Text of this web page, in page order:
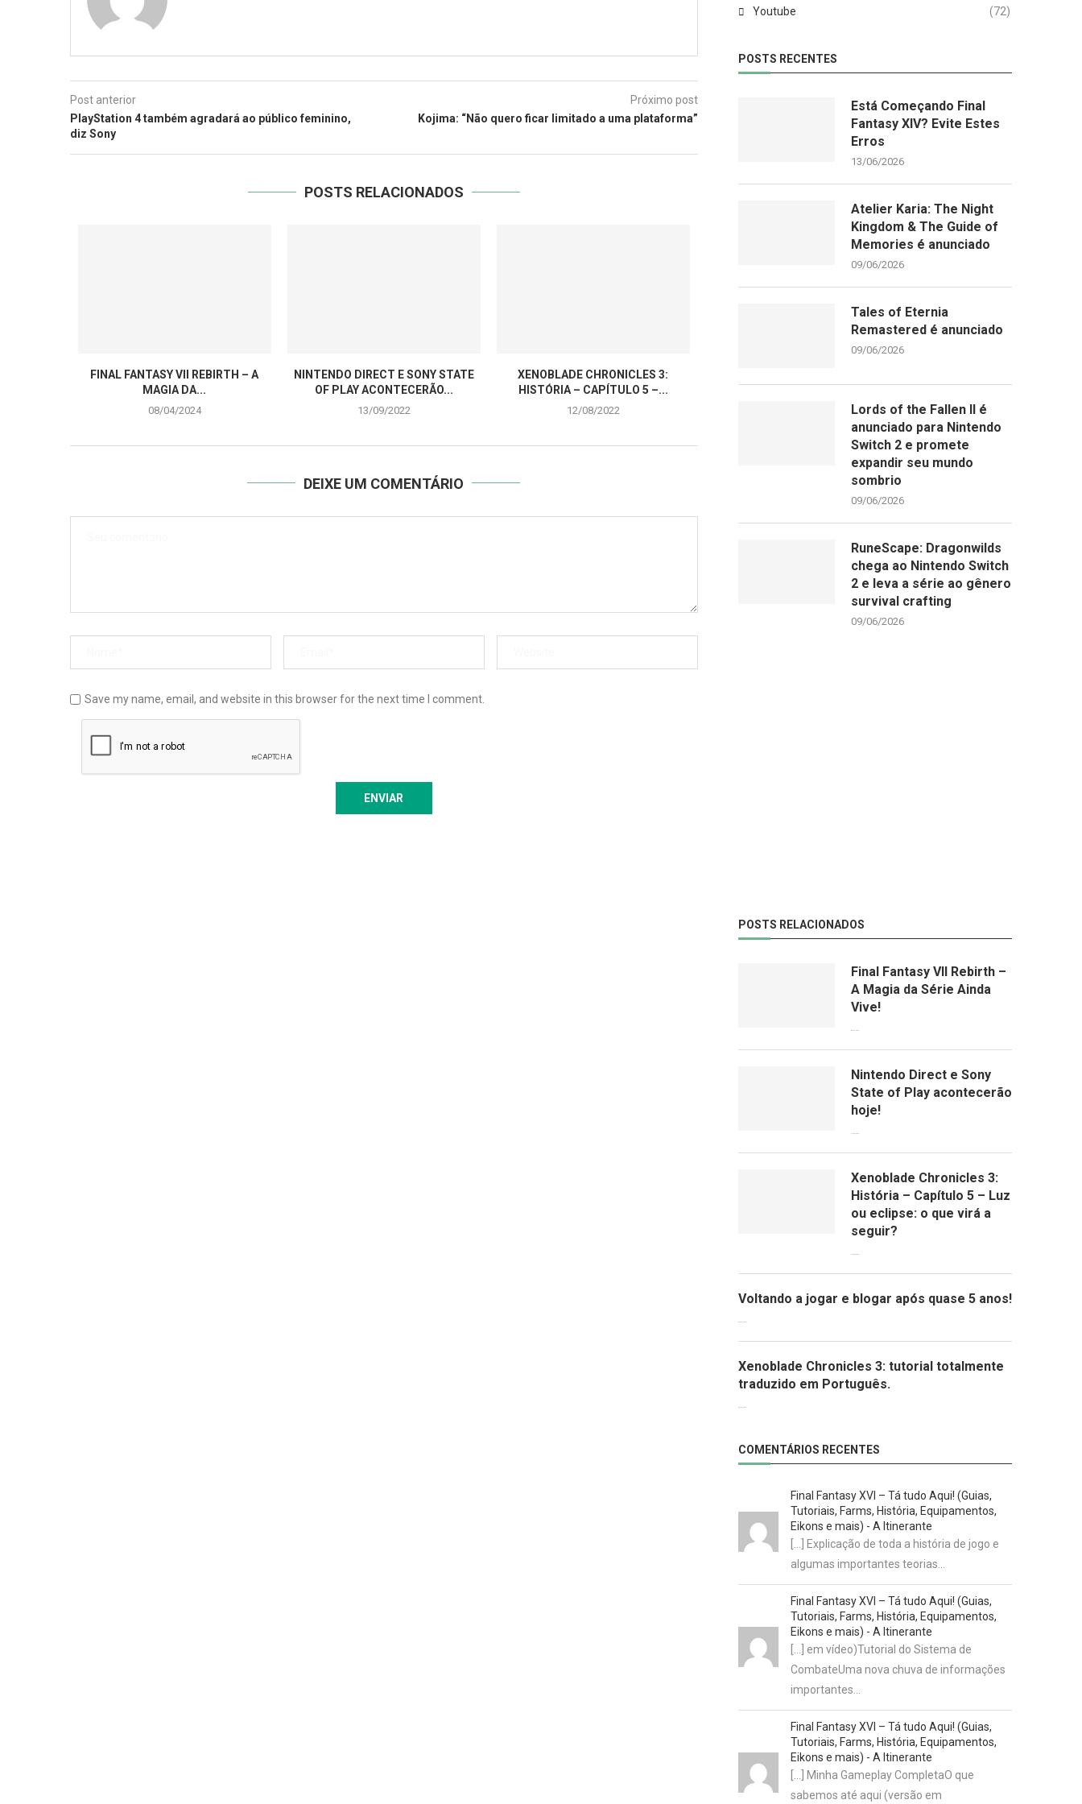
Post anterior
PlayStation 4 também agradará ao público feminino,
diz Sony
Próximo post
Kojima: “Não quero ficar limitado a uma plataforma”
POSTS RELACIONADOS
FINAL FANTASY VII REBIRTH – A
MAGIA DA...
08/04/2024
NINTENDO DIRECT E SONY STATE
OF PLAY ACONTECERÃO...
13/09/2022
XENOBLADE CHRONICLES 3:
HISTÓRIA – CAPÍTULO 5 –...
12/08/2022
DEIXE UM COMENTÁRIO
Save my name, email, and website in this browser for the next time I comment.
Youtube (72)
POSTS RECENTES
Está Começando Final
Fantasy XIV? Evite Estes
Erros
13/06/2026
Atelier Karia: The Night
Kingdom & The Guide of
Memories é anunciado
09/06/2026
Tales of Eternia
Remastered é anunciado
09/06/2026
Lords of the Fallen II é
anunciado para Nintendo
Switch 2 e promete
expandir seu mundo
sombrio
09/06/2026
RuneScape: Dragonwilds
chega ao Nintendo Switch
2 e leva a série ao gênero
survival crafting
09/06/2026
POSTS RELACIONADOS
Final Fantasy VII Rebirth –
A Magia da Série Ainda
Vive!
Nintendo Direct e Sony
State of Play acontecerão
hoje!
Xenoblade Chronicles 3:
História – Capítulo 5 – Luz
ou eclipse: o que virá a
seguir?
Voltando a jogar e blogar após quase 5 anos!
Xenoblade Chronicles 3: tutorial totalmente
traduzido em Português.
COMENTÁRIOS RECENTES
Final Fantasy XVI – Tá tudo Aqui! (Guias,
Tutoriais, Farms, História, Equipamentos,
Eikons e mais) - A Itinerante
[…] Explicação de toda a história de jogo e
algumas importantes teorias…
Final Fantasy XVI – Tá tudo Aqui! (Guias,
Tutoriais, Farms, História, Equipamentos,
Eikons e mais) - A Itinerante
[…] em vídeo)Tutorial do Sistema de
CombateUma nova chuva de informações
importantes…
Final Fantasy XVI – Tá tudo Aqui! (Guias,
Tutoriais, Farms, História, Equipamentos,
Eikons e mais) - A Itinerante
[…] Minha Gameplay CompletaO que
sabemos até aqui (versão em